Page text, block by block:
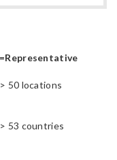
=Representative
> 50 locations
> 53 countries